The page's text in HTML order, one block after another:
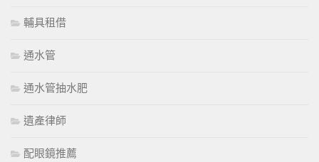
輔具租借
通水管
通水管抽水肥
遺產律師
配眼鏡推薦